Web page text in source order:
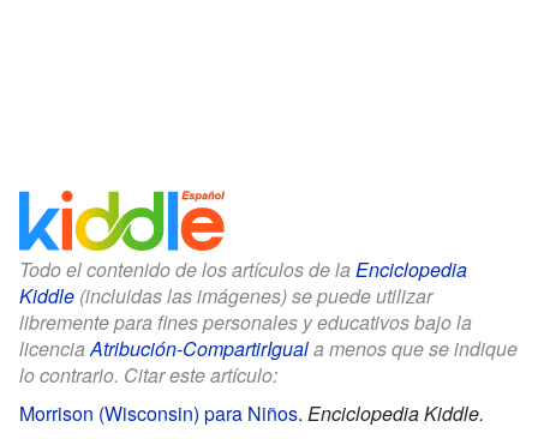
Todo el contenido de los artículos de la Enciclopedia
Kiddle (incluidas las imágenes) se puede utilizar
libremente para fines personales y educativos bajo la
licenciaAtribución-CompartirIguala menos que se indique
lo contrario. Citar este artículo:
Morrison (Wisconsin) para Niños. Enciclopedia Kiddle.